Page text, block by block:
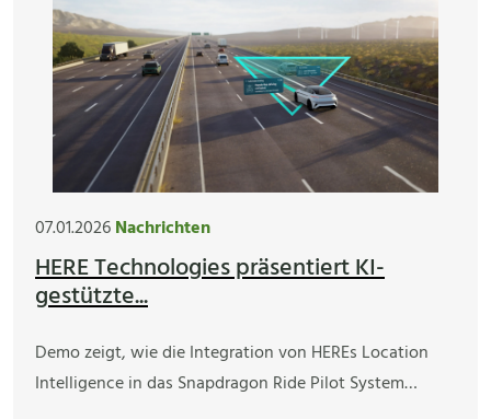
07.01.2026Nachrichten
HERE Technologies präsentiert KI-
gestützte...
Demo zeigt, wie die Integration von HEREs Location
Intelligence in das Snapdragon Ride Pilot System…